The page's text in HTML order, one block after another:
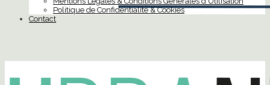
Politique de Confidentialité & Cookies
Contact